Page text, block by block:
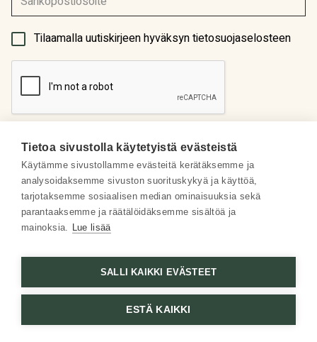
Meistä
Some
Asiakaspalvelu
(Pakollinen)
Tilaamalla uutiskirjeen hyväksyn tietosuojaselosteen
Tietoa sivustolla käytetyistä evästeistä
Käytämme sivustollamme evästeitä kerätäksemme ja
analysoidaksemme sivuston suorituskykyä ja käyttöä,
tarjotaksemme sosiaalisen median ominaisuuksia sekä
parantaaksemme ja räätälöidäksemme sisältöä ja
mainoksia. Lue lisää
SALLI KAIKKI EVÄSTEET
ESTÄ KAIKKI